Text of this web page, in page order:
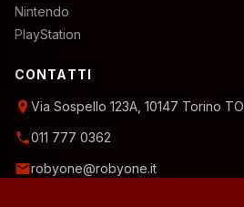
Nintendo
PlayStation
CONTATTI
location_onVia Sospello 123A, 10147 Torino TO
phone011 777 0362
emailrobyone@robyone.it